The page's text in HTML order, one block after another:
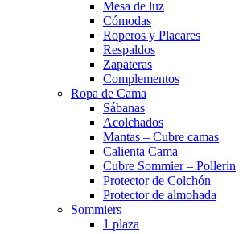
Mesa de luz
Cómodas
Roperos y Placares
Respaldos
Zapateras
Complementos
Ropa de Cama
Sábanas
Acolchados
Mantas – Cubre camas
Calienta Cama
Cubre Sommier – Pollerin
Protector de Colchón
Protector de almohada
Sommiers
1 plaza